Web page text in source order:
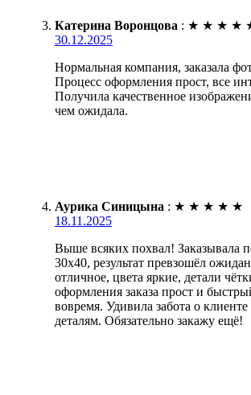
Катерина Воронцова : ★ ★ ★ ★
30.12.2025
Нормальная компания, заказала
Процесс оформления прост, все
Получила качественное
чем ожидала.
Аурика Синицына : ★ ★ ★ ★ ★
18.11.2025
Выше всяких похвал! Заказывала
30х40, результат превзошёл
отличное, цвета яркие, детали
оформления заказа прост и
вовремя. Удивила забота о
деталям. Обязательно закажу ещё!